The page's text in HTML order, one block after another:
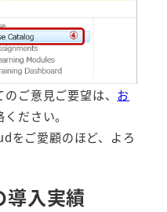
ご意見ご要望は、 お
ください。
をご愛顧のほど、よろ
入実績